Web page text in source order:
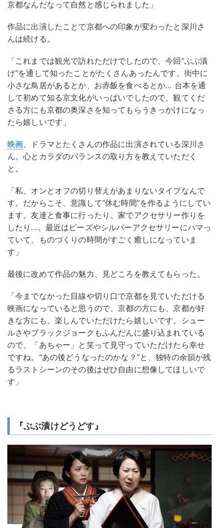
京都なんだなって自然と感じられました」
作品に出演したことで京都への印象が変わったと深川さ
んは続ける。
「これまでは観光で訪れただけでしたので、今回“ぶぶ漬
け”を通して知ったことがたくさんあったんです。街中に
小さな鳥居があるとか、お赤飯を食べるとか… 台本を通
して初めて知る京文化がいっぱいでしたので、観てくだ
さる方にも京都の奥深さを知ってもらうきっかけになっ
たら嬉しいです」
映画 、ドラマとたくさんの作品に出演されている深川さ
ん。心とカラダのバランスの取り方を教えていただく
と。
「私、オンとオフの切り替えがあまりないタイプなんで
す。だからこそ、意識して“休む時間”を作るようにしてい
ます。友達と食事に行ったり、家でアクセサリー作りを
したり…。最近はビーズやシルバーアクセサリーにハマっ
ていて、ものづくりの時間がすごく癒しになっていま
す」
最後に改めて作品の魅力、見どころを教えてもらった。
「今までなかった目線や切り口で京都を見ていただける
映画になっていると思うので、京都の方にも、京都が好
きな方にも、楽しんでいただけたら嬉しいです。シュー
ルさやブラックジョークもふんだんに盛り込まれている
ので、「あちゃー」と笑って見守っていただけたら幸せ
ですね。“あの後どうなったのかな？”と、独特の余韻が残
るラストシーンのその後はぜひ自由に想像してほしいで
す」
『ぶぶ漬けどうどす』